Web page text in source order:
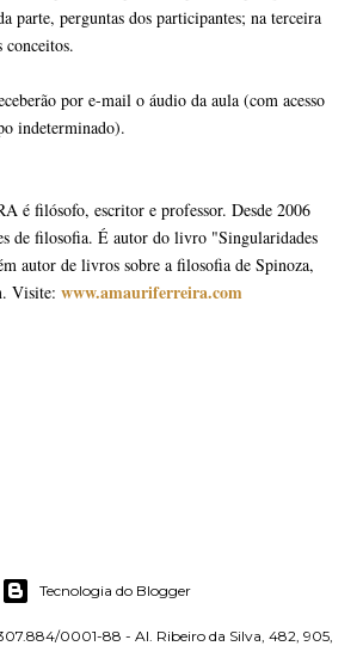
parte, perguntas dos participantes; na terceira
conceitos.
por e-mail o áudio da aula (com acesso
indeterminado).
é filósofo, escritor e professor. Desde 2006
de filosofia. É autor do livro "Singularidades
autor de livros sobre a filosofia de Spinoza,
Visite: www.amauriferreira.com
Tecnologia do Blogger
0001-88 - Al. Ribeiro da Silva, 482, 905,